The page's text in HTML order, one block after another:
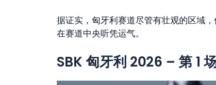
据证实，匈牙利赛道尽管有壮观的区域
在赛道中央听凭运气。
SBK 匈牙利 2026 – 第 1